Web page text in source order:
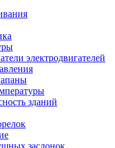
электродвигателей
зданий